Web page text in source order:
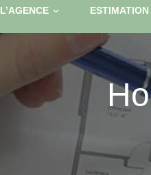
L’AGENCE ESTIMATION